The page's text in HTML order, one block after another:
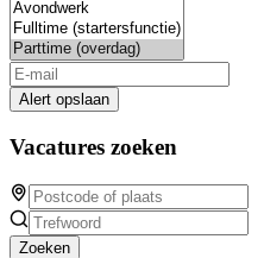
Alert opslaan
Vacatures zoeken
Zoeken